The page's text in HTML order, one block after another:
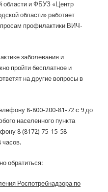
области и ФБУЗ «Центр
области» работает
профилактики ВИЧ-
заболевания и
пройти бесплатное и
на другие вопросы в
8-800-200-81-72 с 9 до
населенного пункта
8 (8172) 75-15-58 –
часов.
обратиться:
Роспотребнадзора по